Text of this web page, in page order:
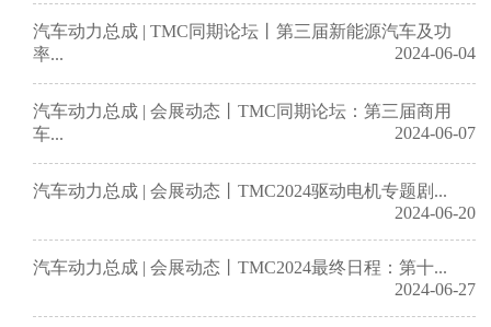
汽车动力总成 | TMC同期论坛丨第三届新能源汽车及功
率...
2024-06-04
汽车动力总成 | 会展动态丨TMC同期论坛：第三届商用
车...
2024-06-07
汽车动力总成 | 会展动态丨TMC2024驱动电机专题剧...
2024-06-20
汽车动力总成 | 会展动态丨TMC2024最终日程：第十...
2024-06-27